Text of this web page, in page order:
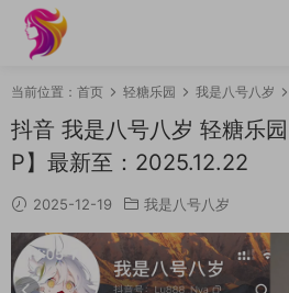
当前位置： 首页 轻糖乐园 我是八号八岁
抖音 我是八号八岁 轻糖乐
P】最新至：2025.12.22
2025-12-19 我是八号八岁